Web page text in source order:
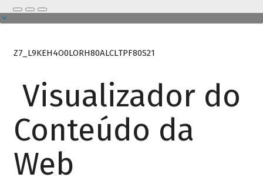
Z7_L9KEH4O0LORH80ALCLTPF80S21
Visualizador do
Conteúdo da
Web